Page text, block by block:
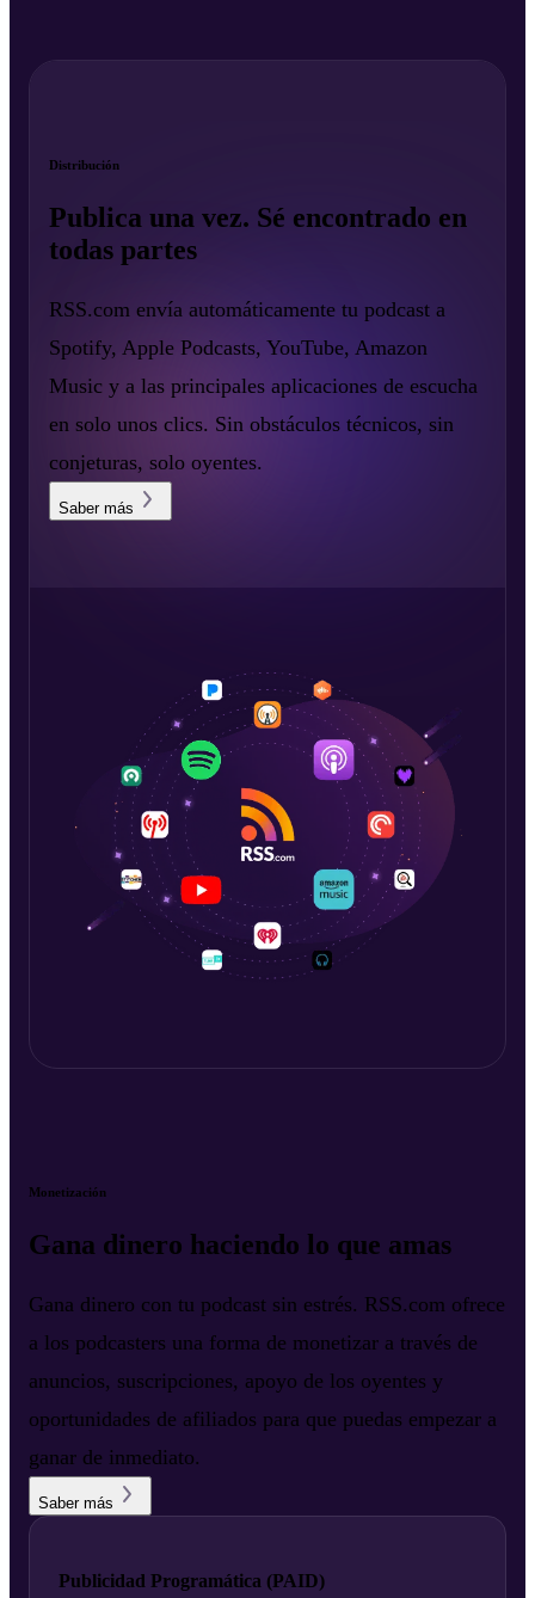
Distribución
Publica una vez. Sé encontrado en
todas partes
RSS.com envía automáticamente tu podcast a
Spotify, Apple Podcasts, YouTube, Amazon
Music y a las principales aplicaciones de escucha
en solo unos clics. Sin obstáculos técnicos, sin
conjeturas, solo oyentes.
Saber más
Monetización
Gana dinero haciendo lo que amas
Gana dinero con tu podcast sin estrés. RSS.com ofrece
a los podcasters una forma de monetizar a través de
anuncios, suscripciones, apoyo de los oyentes y
oportunidades de afiliados para que puedas empezar a
ganar de inmediato.
Saber más
Publicidad Programática (PAID)